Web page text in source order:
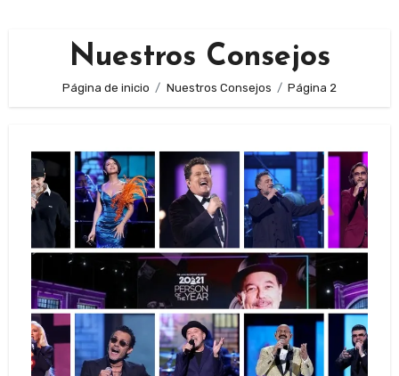
Nuestros Consejos
Página de inicio Nuestros Consejos Página 2